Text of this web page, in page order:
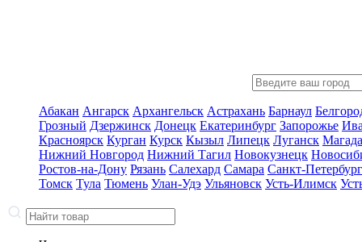
Абакан Ангарск Архангельск Астрахань Барнаул
Грозный Дзержинск Донецк Екатеринбург Запорожье
Красноярск Курган Курск Кызыл Липецк Луганск
Нижний Новгород Нижний Тагил Новокузнецк
Ростов-на-Дону Рязань Салехард Самара Санкт-Петербург
Томск Тула Тюмень Улан-Удэ Ульяновск Усть-Илимск